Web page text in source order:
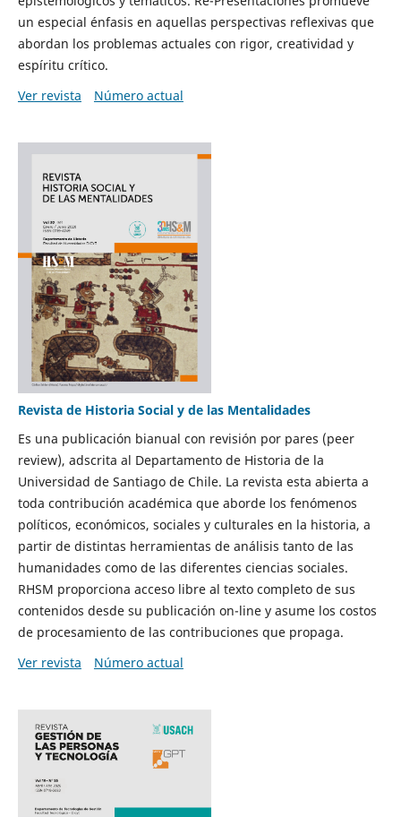
un especial énfasis en aquellas perspectivas reflexivas que
abordan los problemas actuales con rigor, creatividad y
espíritu crítico.
Ver revista
Número actual
Revista de Historia Social y de las Mentalidades
Es una publicación bianual con revisión por pares (peer
review), adscrita al Departamento de Historia de la
Universidad de Santiago de Chile. La revista esta abierta a
toda contribución académica que aborde los fenómenos
políticos, económicos, sociales y culturales en la historia, a
partir de distintas herramientas de análisis tanto de las
humanidades como de las diferentes ciencias sociales.
RHSM proporciona acceso libre al texto completo de sus
contenidos desde su publicación on-line y asume los costos
de procesamiento de las contribuciones que propaga.
Ver revista
Número actual